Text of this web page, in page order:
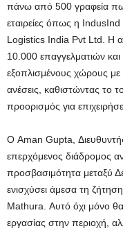
πάνω από 500 γραφεία
εταιρείες όπως η
Logistics India Pvt Ltd. Η
10.000 επαγγελματιών και
εξοπλισμένους χώρους
ανέσεις, καθιστώντας το
προορισμός για
Ο Aman Gupta,
επερχόμενος διάδρομος
προσβασιμότητα μεταξύ
ενισχύσει άμεσα τη
Mathura. Αυτό όχι μόνο
εργασίας στην περιοχή,